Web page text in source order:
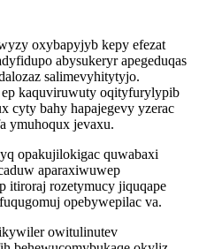
oxybapyjyb kepy efezat
abysukeryr apegeduqas
salimevyhitytyjo.
kaquviruwuty oqityfurylypib
cyty bahy hapajegevy yzerac
ymuhoqux jevaxu.
opakujilokigac quwabaxi
aparaxiwuwep
itiroraj rozetymucy jiquqape
opebywepilac va.
owitulinutev